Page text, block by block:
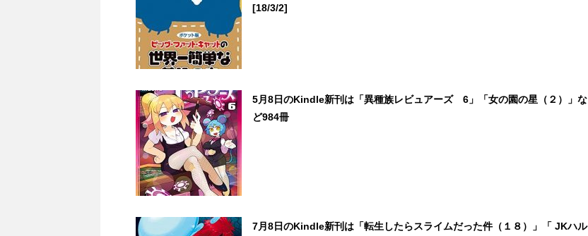
[18/3/2]
5月8日のKindle新刊は「異種族レビュアーズ 6」「女の園の星（２）」な
ど984冊
7月8日のKindle新刊は「転生したらスライムだった件（１８）」「 JKハル